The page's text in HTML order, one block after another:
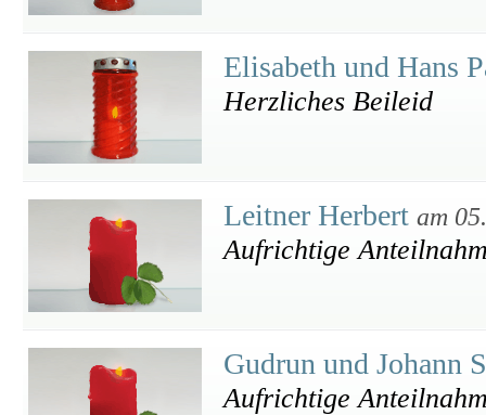
Elisabeth und Hans
Herzliches Beileid
Leitner Herbert am
Aufrichtige
Gudrun und Johann
Aufrichtige